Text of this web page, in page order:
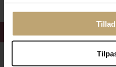
Følg med i